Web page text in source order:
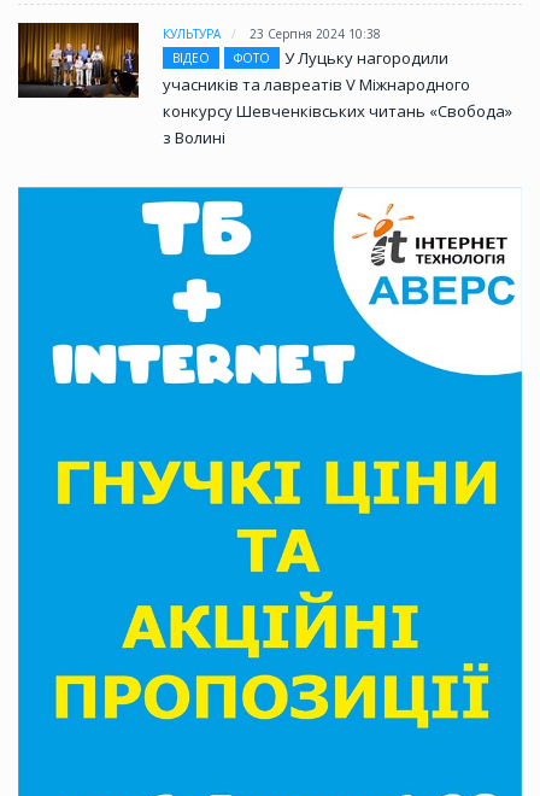
КУЛЬТУРА
23 Серпня 2024 10:38
ВІДЕО
ФОТО
У Луцьку нагородили
учасників та лавреатів V Міжнародного
конкурсу Шевченківських читань «Свобода»
з Волині